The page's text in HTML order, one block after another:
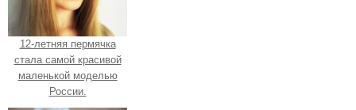
12-летняя пермячка
стала самой красивой
маленькой моделью
России.